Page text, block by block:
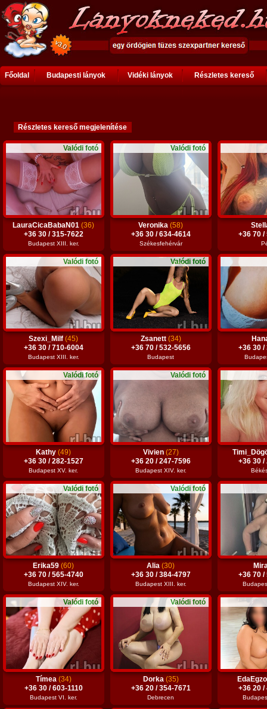
Főoldal Budapesti lányok Vidéki lányok Részletes kereső
Valódi fotó
LauraCicaBabaN01(36)
+36 30 / 315-7622
Budapest XIII. ker.
Valódi fotó
Veronika(58)
+36 30 / 634-4614
Székesfehérvár
+36 70 /
Valódi fotó
Szexi_Milf(45)
+36 30 / 710-6004
Budapest XIII. ker.
Valódi fotó
Zsanett (34)
+36 70 / 532-5656
Budapest
+36 30 /
Valódi fotó
Kathy(49)
+36 30 / 282-1527
Budapest XV. ker.
Valódi fotó
Vivien (27)
+36 20 / 247-7596
Budapest XIV. ker.
+36 30 /
Valódi fotó
Erika59(60)
+36 70 / 565-4740
Budapest XIV. ker.
Valódi fotó
Alia(30)
+36 30 / 384-4797
Budapest XIII. ker.
+36 70 /
Valódi fotó
Tímea (34)
+36 30 / 603-1110
Budapest VI. ker.
Valódi fotó
Dorka (35)
+36 20 / 354-7671
Debrecen
+36 20 /